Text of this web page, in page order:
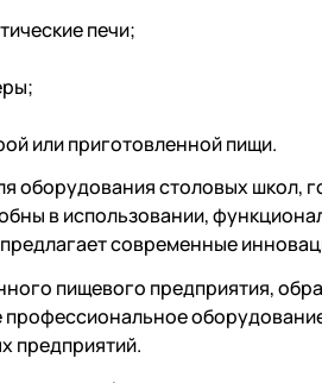
печи;
или приготовленной пищи.
оборудования столовых школ,
в использовании,
современные
пищевого предприятия,
предприятий.